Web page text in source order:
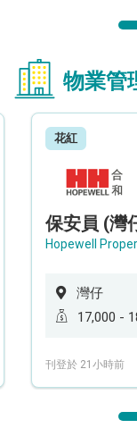
物業管
花紅
保安員 (灣
灣仔
17,000 -
刊登於 21小時前